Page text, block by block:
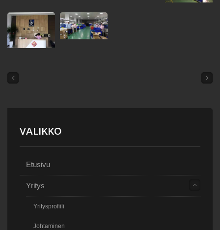
VALIKKO
Etusivu
Yritys
Yritysprofiili
Johtaminen